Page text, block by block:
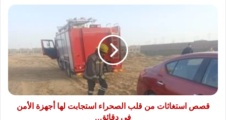
قلب
الصحراء
استجابت
أجهزة
الأمن
قصص استغاثات من قلب الصحراء استجابت لها أجهزة الأمن
فى دقائق..